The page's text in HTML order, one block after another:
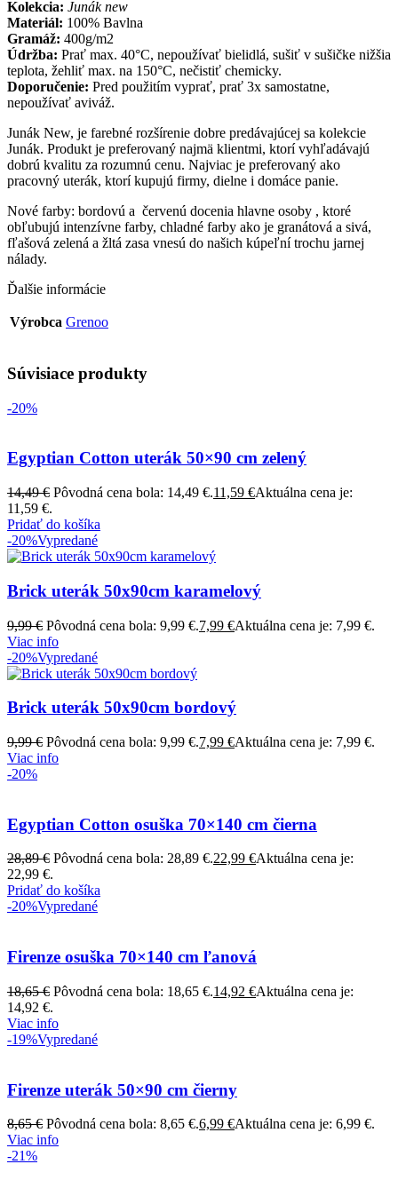
Kolekcia: Junák new
Materiál: 100% Bavlna
Gramáž: 400g/m2
Údržba: Prať max. 40°C, nepoužívať bielidlá, sušiť v sušičke nižšia
teplota, žehliť max. na 150°C, nečistiť chemicky.
Doporučenie: Pred použitím vyprať, prať 3x samostatne,
nepoužívať aviváž.
Junák New, je farebné rozšírenie dobre predávajúcej sa kolekcie
Junák. Produkt je preferovaný najmä klientmi, ktorí vyhľadávajú
dobrú kvalitu za rozumnú cenu. Najviac je preferovaný ako
pracovný uterák, ktorí kupujú firmy, dielne i domáce panie.
Nové farby: bordovú a červenú docenia hlavne osoby , ktoré
obľubujú intenzívne farby, chladné farby ako je granátová a sivá,
fľašová zelená a žltá zasa vnesú do našich kúpeľní trochu jarnej
nálady.
Ďalšie informácie
Výrobca Grenoo
Súvisiace produkty
-20%
Egyptian Cotton uterák 50×90 cm zelený
14,49€ Pôvodná cena bola: 14,49 €.11,59 €Aktuálna cena je:
11,59 €.
Pridať do košíka
-20%Vypredané
Brick uterák 50x90cm karamelový
9,99€ Pôvodná cena bola: 9,99 €.7,99 €Aktuálna cena je: 7,99 €.
Viac info
-20%Vypredané
Brick uterák 50x90cm bordový
9,99€ Pôvodná cena bola: 9,99 €.7,99 €Aktuálna cena je: 7,99 €.
Viac info
-20%
Egyptian Cotton osuška 70×140 cm čierna
28,89€ Pôvodná cena bola: 28,89 €.22,99 €Aktuálna cena je:
22,99 €.
Pridať do košíka
-20%Vypredané
Firenze osuška 70×140 cm ľanová
18,65€ Pôvodná cena bola: 18,65 €.14,92 €Aktuálna cena je:
14,92 €.
Viac info
-19%Vypredané
Firenze uterák 50×90 cm čierny
8,65€ Pôvodná cena bola: 8,65 €.6,99 €Aktuálna cena je: 6,99 €.
Viac info
-21%